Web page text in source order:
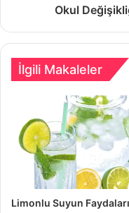
Okul
İlgili Makaleler
Limonlu Suyun Faydaları